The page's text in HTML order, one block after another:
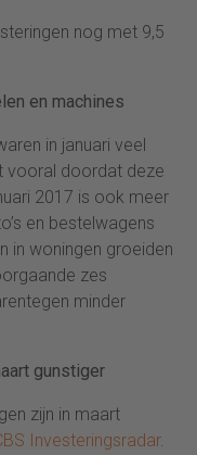
nog met 9,5
en machines
in januari veel
vooral doordat deze
2017 is ook meer
en bestelwagens
in woningen groeiden
zes
minder
gunstiger
zijn in maart
Investeringsradar.